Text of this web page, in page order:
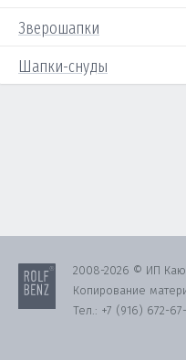
Зверошапки
Шапки-снуды
2008-2026 © ИП
Копирование
Тел.: +7 (916) 672-